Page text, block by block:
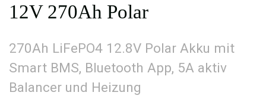
12V 270Ah Polar
270Ah LiFePO4 12.8V Polar Akku mit
Smart BMS, Bluetooth App, 5A aktiv
Balancer und Heizung